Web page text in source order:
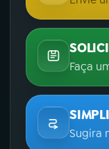
Faça
Sugira